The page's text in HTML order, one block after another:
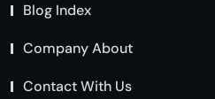
Blog Index
Company About
Contact With Us